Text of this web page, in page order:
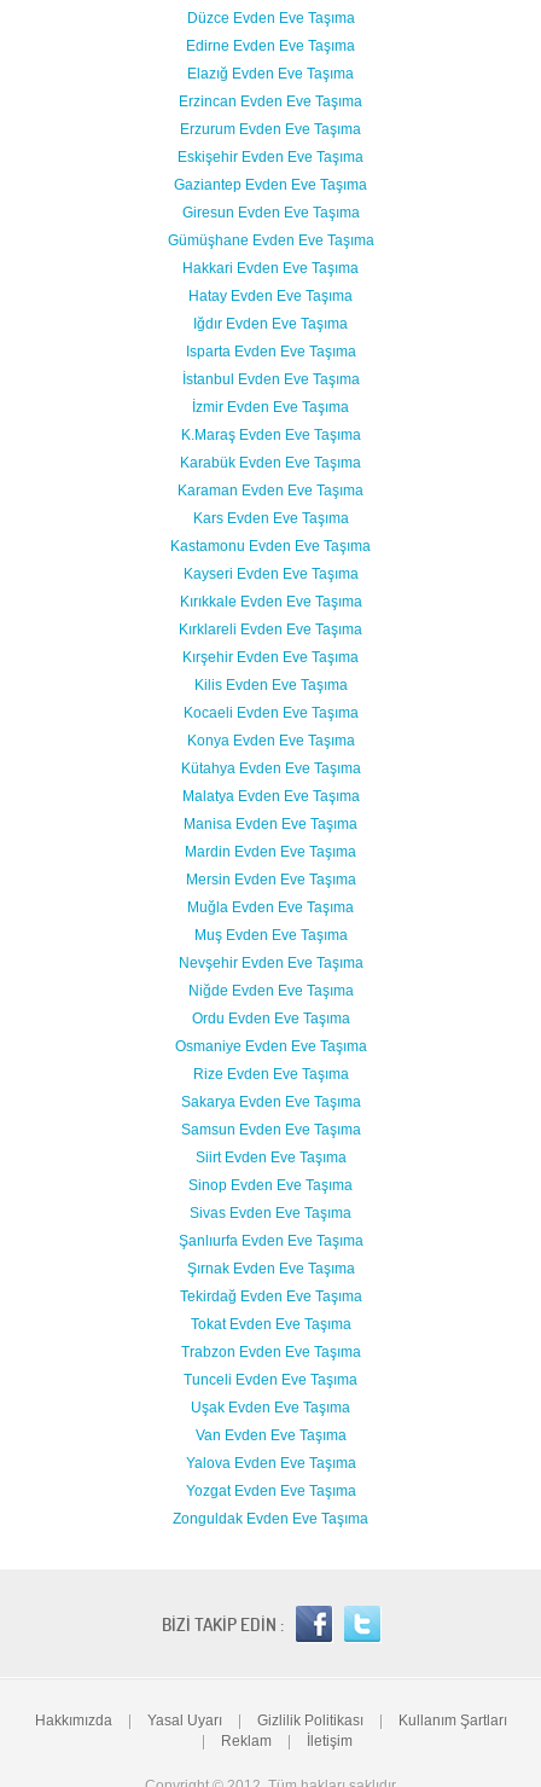
Düzce Evden Eve Taşıma
Edirne Evden Eve Taşıma
Elazığ Evden Eve Taşıma
Erzincan Evden Eve Taşıma
Erzurum Evden Eve Taşıma
Eskişehir Evden Eve Taşıma
Gaziantep Evden Eve Taşıma
Giresun Evden Eve Taşıma
Gümüşhane Evden Eve Taşıma
Hakkari Evden Eve Taşıma
Hatay Evden Eve Taşıma
Iğdır Evden Eve Taşıma
Isparta Evden Eve Taşıma
İstanbul Evden Eve Taşıma
İzmir Evden Eve Taşıma
K.Maraş Evden Eve Taşıma
Karabük Evden Eve Taşıma
Karaman Evden Eve Taşıma
Kars Evden Eve Taşıma
Kastamonu Evden Eve Taşıma
Kayseri Evden Eve Taşıma
Kırıkkale Evden Eve Taşıma
Kırklareli Evden Eve Taşıma
Kırşehir Evden Eve Taşıma
Kilis Evden Eve Taşıma
Kocaeli Evden Eve Taşıma
Konya Evden Eve Taşıma
Kütahya Evden Eve Taşıma
Malatya Evden Eve Taşıma
Manisa Evden Eve Taşıma
Mardin Evden Eve Taşıma
Mersin Evden Eve Taşıma
Muğla Evden Eve Taşıma
Muş Evden Eve Taşıma
Nevşehir Evden Eve Taşıma
Niğde Evden Eve Taşıma
Ordu Evden Eve Taşıma
Osmaniye Evden Eve Taşıma
Rize Evden Eve Taşıma
Sakarya Evden Eve Taşıma
Samsun Evden Eve Taşıma
Siirt Evden Eve Taşıma
Sinop Evden Eve Taşıma
Sivas Evden Eve Taşıma
Şanlıurfa Evden Eve Taşıma
Şırnak Evden Eve Taşıma
Tekirdağ Evden Eve Taşıma
Tokat Evden Eve Taşıma
Trabzon Evden Eve Taşıma
Tunceli Evden Eve Taşıma
Uşak Evden Eve Taşıma
Van Evden Eve Taşıma
Yalova Evden Eve Taşıma
Yozgat Evden Eve Taşıma
Zonguldak Evden Eve Taşıma
BİZİ TAKİP EDİN :
Hakkımızda | Yasal Uyarı | Gizlilik Politikası |
Kullanım Şartları
|
Reklam | İletişim